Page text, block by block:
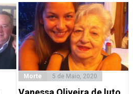
Morte 5 de Maio, 2020